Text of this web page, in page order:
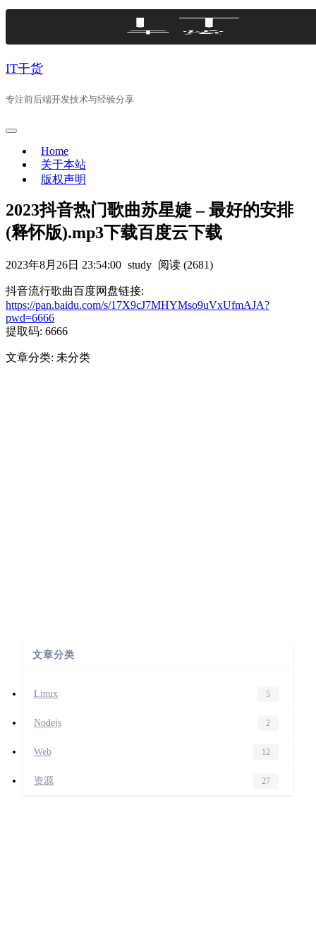
Skip
IT干货
专注前后端开发技术与经验分享
Home
关于本站
版权声明
2023抖音热门歌曲苏星婕 – 最好的安排
(释怀版).mp3下载百度云下载
2023年8月26日 23:54:00 study 阅读 (2681)
抖音流行歌曲百度网盘链接:
https://pan.baidu.com/s/17X9cJ7MHYMso9uVxUfmAJA?
pwd=6666
提取码: 6666
文章分类: 未分类
文章分类
Linux 5
Nodejs 2
Web 12
资源 27